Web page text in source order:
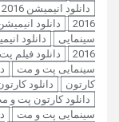
دانلود انیمیشن 2016 Pat Mat دوبله فارسی
2016
دانلود
سینمایی
دانلود
2016
دانلود فیلم
سینمایی پت و مت
کارتون
دانلود کارتون
دانلود کارتون پت و
سینمایی پت و مت